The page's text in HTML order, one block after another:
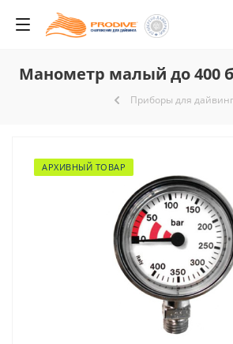
Манометр малый до 400
Приборы для
АРХИВНЫЙ ТОВАР